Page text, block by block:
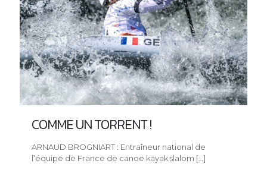
COMME UN TORRENT !
ARNAUD BROGNIART : Entraîneur national de
l’équipe de France de canoë kayak slalom […]